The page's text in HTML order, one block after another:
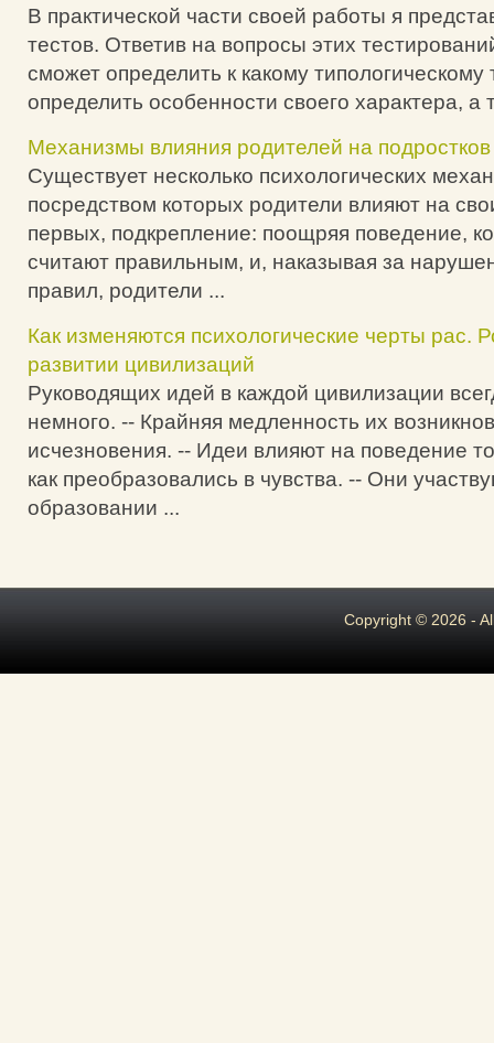
В практической части своей работы я
тестов. Ответив на вопросы этих
сможет определить к какому типологическому
определить особенности своего характера, а
Механизмы влияния родителей на подростков
Существует несколько психологических
посредством которых родители влияют на
первых, подкрепление: поощряя поведение,
считают правильным, и, наказывая за
правил, родители ...
Как изменяются психологические черты рас.
развитии цивилизаций
Руководящих идей в каждой цивилизации
немного. -- Крайняя медленность их
исчезновения. -- Идеи влияют на поведение
как преобразовались в чувства. -- Они
образовании ...
Copyright © 2026 -